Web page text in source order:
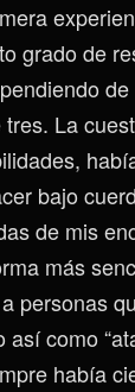
grado de
La
bajo
de mis
más
personas
como
había